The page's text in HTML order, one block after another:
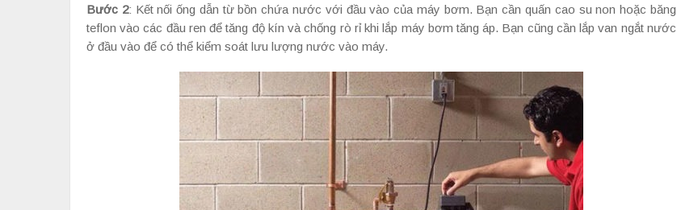
Bước 2: Kết nối ống dẫn từ bồn chứa nước với đầu vào của máy bơm. Bạn cần quấn cao su non hoặc băng
teflon vào các đầu ren để tăng độ kín và chống rò rỉ khi lắp máy bơm tăng áp. Bạn cũng cần lắp van ngắt nước
ở đầu vào để có thể kiểm soát lưu lượng nước vào máy.